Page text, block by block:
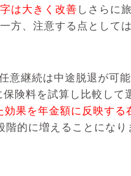
は大きく改善 しさらに
、注意する点として
意継続は中途脱退が可
険料を試算し比較し
果を年金額に反映する
的に増えることになり